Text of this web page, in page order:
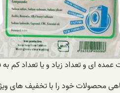
ای و تعداد زیاد و یا تعداد کم
محصولات خود را با تخفیف های